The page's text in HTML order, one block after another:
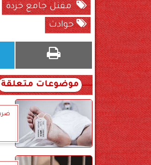
مقتل جامع خردة
حوادث
موضوعات متعلقة